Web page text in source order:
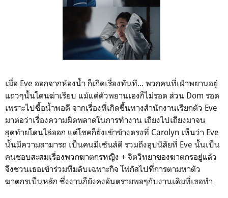
เมื่อ Eve ออกจากห้องน้ำ ก็เกิิดเรื่องทันที... พวกคนที่เฝ้าพยานอยู่
แถวๆนั้นโดนฆ่าเรียบ แม้แต่ตัวพยานเองก็ไม่รอด ส่วน Dom รอด
เพราะไปซื้อน้ำพอดี จากเรื่องที่เกิดขึ้นทางสำนักงานเรียกตัว Eve
มาต่อว่าเรื่องความผิดพลาดในการทำงาน เถียงไปเถียงมาจน
สุดท้ายโดนไล่ออก แต่โชคก็ยังเข้าข้างตรงที่ Carolyn เห็นว่า Eve
นั้นมีความสามารถ เป็นคนมีเซ้นส์ดี รวมถึงอุปนิสัยที่ Eve นั้นเป็น
คนชอบสะสมเรื่องพวกฆาตกรหญิิง + จิตวิทยาของฆาตกรอยู่แล้ว
จึงชวนเธอเข้าร่วมทีมลับเฉพาะกิจ โฟกัสไปที่การตามหาตัว
ฆาตกรเป็นหลัก ซึ่งงานก็ยังคงอันตรายพอๆกับงานเดิมท่ี่เธอทำ